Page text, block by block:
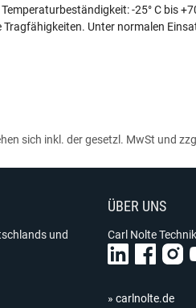
-25° C bis
Unter normalen
sich inkl. der gesetzl. MwSt und
und
ÜBER UNS
Carl Nolte
» carlnolte.de